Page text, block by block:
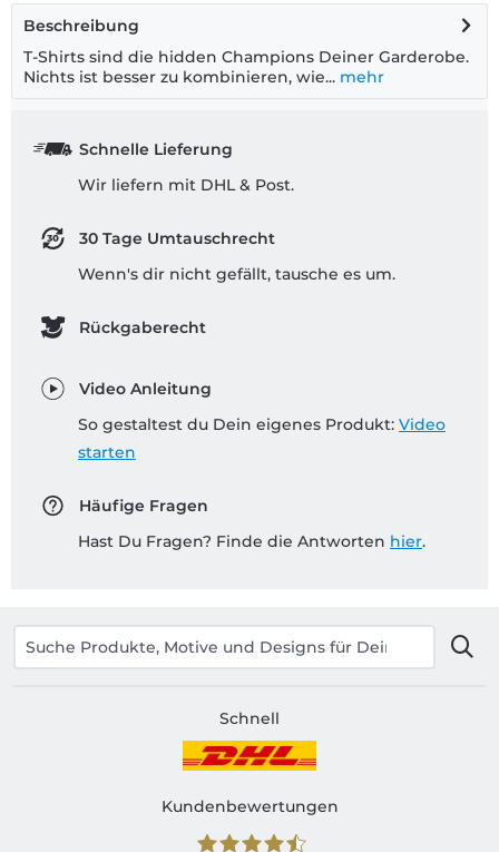
Beschreibung
T-Shirts sind die hidden Champions Deiner Garderobe.
Nichts ist besser zu kombinieren, wie... mehr
Schnelle Lieferung
Wir liefern mit DHL & Post.
30 Tage Umtauschrecht
Wenn's dir nicht gefällt, tausche es um.
Rückgaberecht
Video Anleitung
So gestaltest du Dein eigenes Produkt: Video
starten
Häufige Fragen
Hast Du Fragen? Finde die Antworten hier.
Schnell
Kundenbewertungen